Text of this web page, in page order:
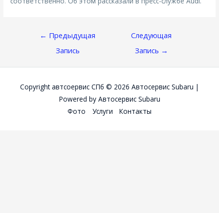
Навигация
Записям
← Предыдущая
Запись
Следующая
Запись →
Copyright автсоервис СПб © 2026 Автосервис Subaru |
Powered by Автосервис Subaru
Фото
Услуги Контакты